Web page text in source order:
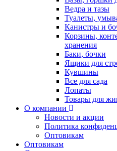
Ведра и тазы
Туалеты,
Канистры и
Корзины,
хранения
Баки, бочки
Ящики для
Кувшины
Все для сада
Лопаты
Товары для
О компании
Новости и акции
Политика
Оптовикам
Оптовикам